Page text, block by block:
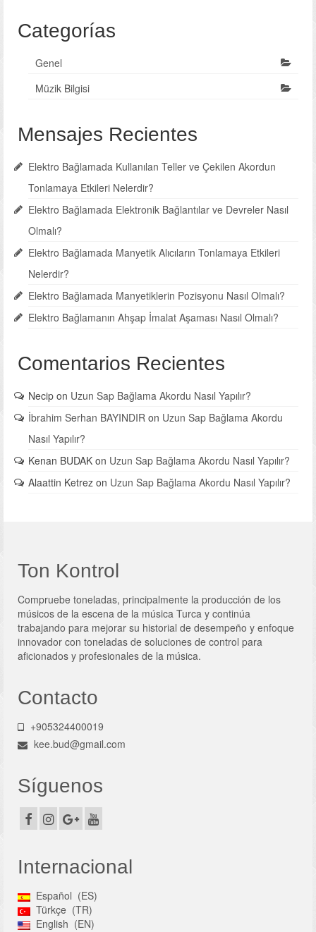
Categorías
Genel
Müzik Bilgisi
Mensajes Recientes
Elektro Bağlamada Kullanılan Teller ve Çekilen Akordun
Tonlamaya Etkileri Nelerdir?
Elektro Bağlamada Elektronik Bağlantılar ve Devreler Nasıl
Olmalı?
Elektro Bağlamada Manyetik Alıcıların Tonlamaya Etkileri
Nelerdir?
Elektro Bağlamada Manyetiklerin Pozisyonu Nasıl Olmalı?
Elektro Bağlamanın Ahşap İmalat Aşaması Nasıl Olmalı?
Comentarios Recientes
Necip on Uzun Sap Bağlama Akordu Nasıl Yapılır?
İbrahim Serhan BAYINDIR on Uzun Sap Bağlama Akordu
Nasıl Yapılır?
Kenan BUDAK on Uzun Sap Bağlama Akordu Nasıl Yapılır?
Alaattin Ketrez on Uzun Sap Bağlama Akordu Nasıl Yapılır?
Ton Kontrol
Compruebe toneladas, principalmente la producción de los
músicos de la escena de la música Turca y continúa
trabajando para mejorar su historial de desempeño y enfoque
innovador con toneladas de soluciones de control para
aficionados y profesionales de la música.
Contacto
+905324400019
kee.bud@gmail.com
Síguenos
Internacional
Español
ES
Türkçe
TR
English
EN